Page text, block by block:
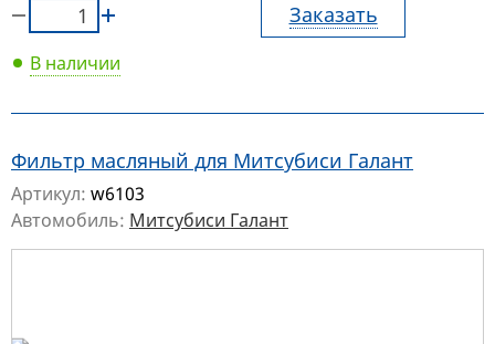
Заказать
В наличии
Фильтр масляный для Митсубиси Галант
Артикул: w6103
Автомобиль: Митсубиси Галант